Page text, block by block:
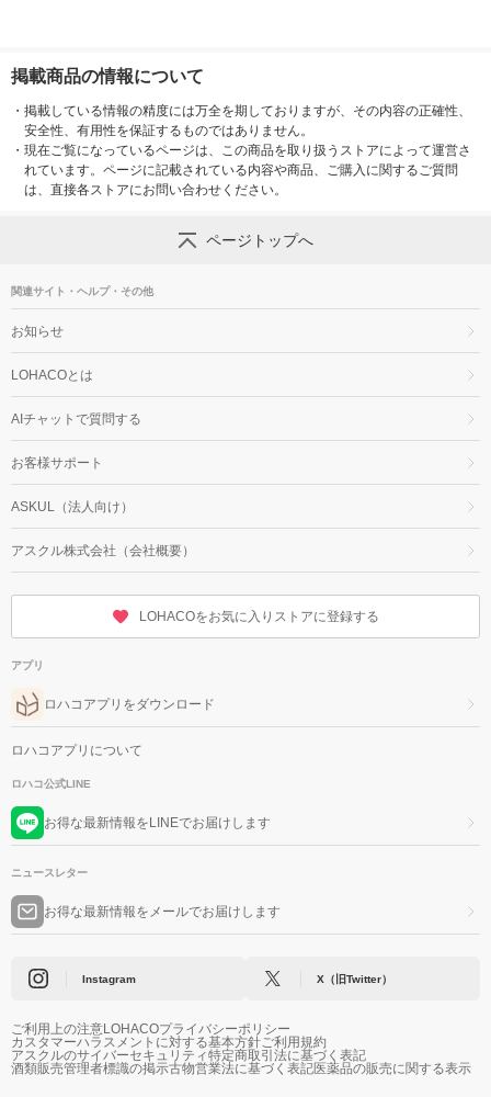
掲載商品の情報について
・ 掲載している情報の精度には万全を期しておりますが、その内容の正確性、
安全性、有用性を保証するものではありません。
・ 現在ご覧になっているページは、この商品を取り扱うストアによって運営さ
れています。ページに記載されている内容や商品、ご購入に関するご質問
は、直接各ストアにお問い合わせください。
ページトップへ
関連サイト・ヘルプ・その他
お知らせ
LOHACOとは
AIチャットで質問する
お客様サポート
ASKUL（法人向け）
アスクル株式会社（会社概要）
LOHACOをお気に入りストアに登録する
アプリ
ロハコアプリをダウンロード
ロハコアプリについて
ロハコ公式LINE
お得な最新情報をLINEでお届けします
ニュースレター
お得な最新情報をメールでお届けします
Instagram X（旧Twitter）
ご利用上の注意LOHACOプライバシーポリシー
カスタマーハラスメントに対する基本方針ご利用規約
アスクルのサイバーセキュリティ特定商取引法に基づく表記
酒類販売管理者標識の掲示古物営業法に基づく表記医薬品の販売に関する表示